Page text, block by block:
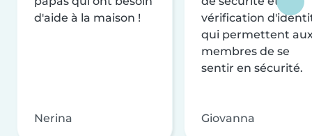
d'aide à la maison !
Nerina
vérification
qui permettent
membres de se
sentir en sécurité.
Giovanna